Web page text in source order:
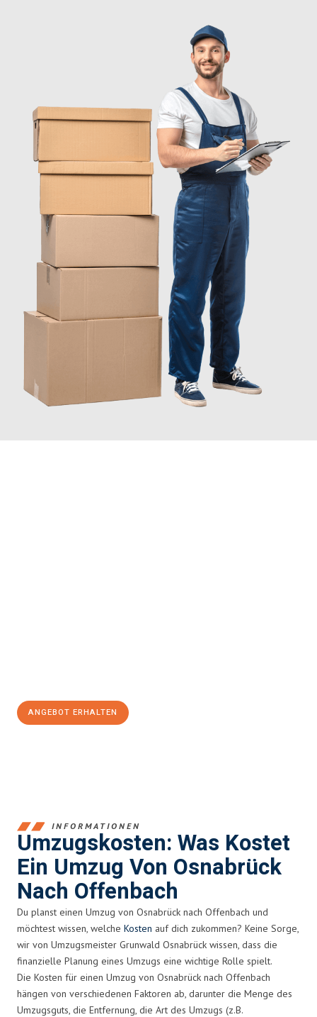
ANGEBOT ERHALTEN
INFORMATIONEN
Umzugskosten: Was Kostet
Ein Umzug Von Osnabrück
Nach Offenbach
Du planst einen Umzug von Osnabrück nach Offenbach und
möchtest wissen, welche Kosten auf dich zukommen? Keine Sorge,
wir von Umzugsmeister Grunwald Osnabrück wissen, dass die
finanzielle Planung eines Umzugs eine wichtige Rolle spielt.
Die Kosten für einen Umzug von Osnabrück nach Offenbach
hängen von verschiedenen Faktoren ab, darunter die Menge des
Umzugsguts, die Entfernung, die Art des Umzugs (z.B.